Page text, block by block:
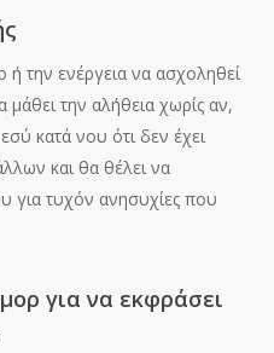
την ενέργεια να ασχοληθεί
μάθει την αλήθεια χωρίς αν,
κατά νου ότι δεν έχει
και θα θέλει να
για τυχόν ανησυχίες που
για να εκφράσει